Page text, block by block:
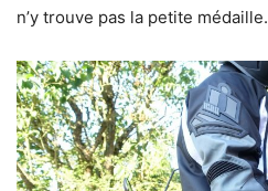
n’y trouve pas la petite médaille.